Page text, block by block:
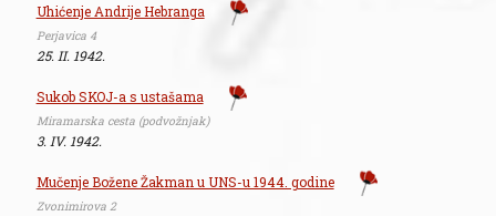
Uhićenje Andrije Hebranga
Perjavica 4
25. II. 1942.
Sukob SKOJ-a s ustašama
Miramarska cesta (podvožnjak)
3. IV. 1942.
Mučenje Božene Žakman u UNS-u 1944. godine
Zvonimirova 2